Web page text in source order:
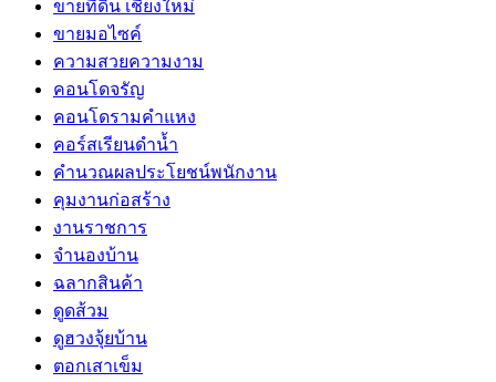
ขายที่ดิน เชียงใหม่
ขายมอไซค์
ความสวยความงาม
คอนโดจรัญ
คอนโดรามคำแหง
คอร์สเรียนดำน้ำ
คำนวณผลประโยชน์พนักงาน
คุมงานก่อสร้าง
งานราชการ
จำนองบ้าน
ฉลากสินค้า
ดูดส้วม
ดูฮวงจุ้ยบ้าน
ตอกเสาเข็ม